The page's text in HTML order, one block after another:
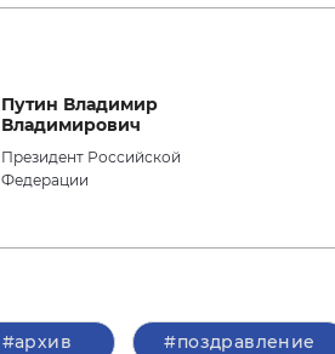
Путин Владимир
Владимирович
Президент Российской
Федерации
#архив #поздравление